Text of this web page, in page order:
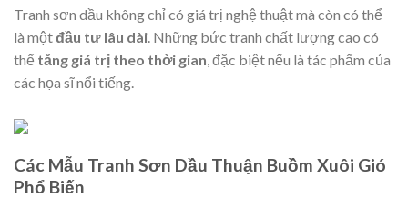
Tranh sơn dầu không chỉ có giá trị nghệ thuật mà còn có thể
là mộtđầu tư lâu dài. Những bức tranh chất lượng cao có
thể tăng giá trị theo thời gian, đặc biệt nếu là tác phẩm của
các họa sĩ nổi tiếng.
Các Mẫu Tranh Sơn Dầu Thuận Buồm Xuôi Gió
Phổ Biến